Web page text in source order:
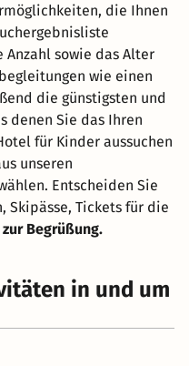
die Ihnen
Anzahl sowie das Alter
wie einen
die günstigsten und
denen Sie das Ihren
für Kinder aussuchen
unseren
Entscheiden Sie
Skipässe, Tickets für die
Begrüßung.
in und um